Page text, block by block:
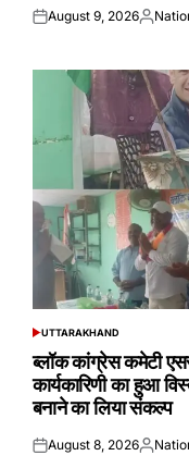
Posted
August 9, 2026Posted
POSTED
UTTARAKHAND
ब्लॉक कांग्रेस कमेटी
कार्यकारिणी का हुआ
बनाने का लिया संकल्प
Posted
August 8, 2026Posted